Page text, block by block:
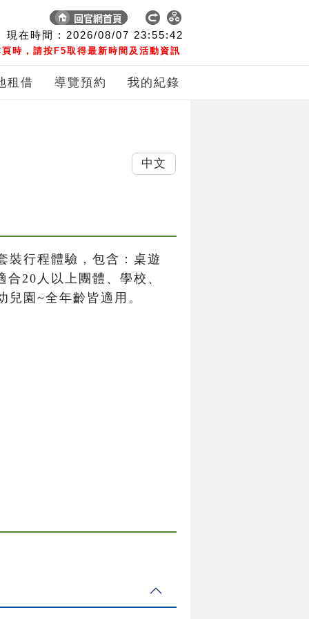
現在時間 : 2026/08/07 23:55:42
時，請按F5取得最新時間及活動資訊
租借 導覽預約 我的紀錄
裝行程體驗，包含：桌遊
20人以上團體、學校、
園~全年齡皆適用。